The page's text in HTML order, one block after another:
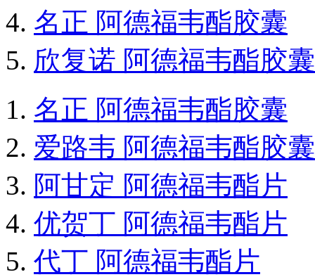
名正 阿德福韦酯胶囊
欣复诺 阿德福韦酯胶囊
名正 阿德福韦酯胶囊
爱路韦 阿德福韦酯胶囊
阿甘定 阿德福韦酯片
优贺丁 阿德福韦酯片
代丁 阿德福韦酯片